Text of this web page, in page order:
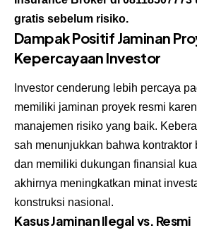
gratis sebelum risiko.
Dampak Positif Jaminan
Kepercayaan Investor
Investor cenderung lebih percaya
memiliki jaminan proyek resmi
manajemen risiko yang baik.
sah menunjukkan bahwa kontraktor
dan memiliki dukungan finansial
akhirnya meningkatkan minat
konstruksi nasional.
Kasus Jaminan Ilegal vs. Resmi